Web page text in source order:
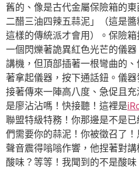
舊的、像是古代金屬保險箱的
二醋三油四辣五蒜泥」（這是
這樣的傳統派才會用）。保險
一個閃爍著詭異紅色光芒的儀
講機，但頂部插著一根彎曲的
著拿起儀器，按下通話鈕。儀
接著傳來一陣高八度、急促且充
是廖沾沾嗎！快接聽！這裡是
聯盟特級特務！你那邊是不是
們需要你的蒜泥！你被徵召了
聲音震得嗡嗡作響，他捏著對
酸味？等等！我聞到的不是酸